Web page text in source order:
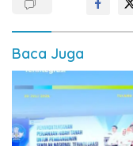
Baca Juga